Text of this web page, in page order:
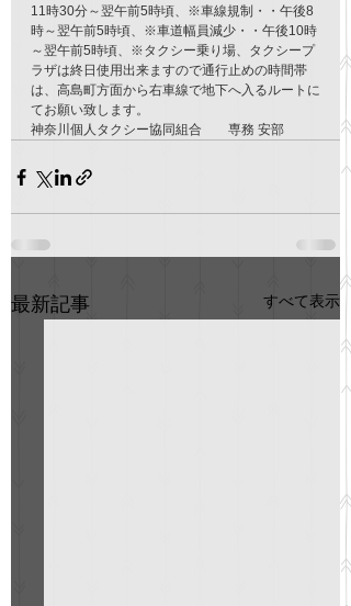
11時30分～翌午前5時頃、※車線規制・・午後8
時～翌午前5時頃、※車道幅員減少・・午後10時
～翌午前5時頃、※タクシー乗り場、タクシープ
ラザは終日使用出来ますので通行止めの時間帯
は、高島町方面から右車線で地下へ入るルートに
てお願い致します。
神奈川個人タクシー協同組合　　専務 安部
最新記事 すべて表示